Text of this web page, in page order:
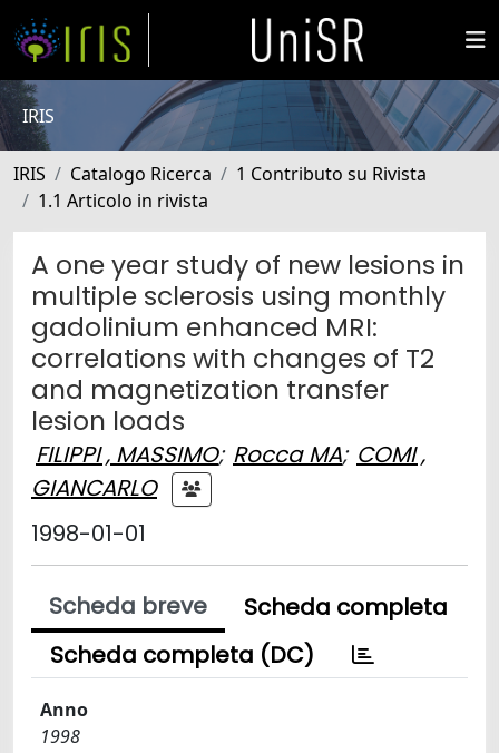
IRIS
IRIS Catalogo Ricerca
1 Contributo su Rivista
1.1 Articolo in rivista
A one year study of new lesions in
multiple sclerosis using monthly
gadolinium enhanced MRI:
correlations with changes of T2
and magnetization transfer
lesion loads
FILIPPI , MASSIMO; Rocca MA; COMI ,
GIANCARLO
1998-01-01
Scheda breve
Scheda completa
Scheda completa (DC)
Anno
1998